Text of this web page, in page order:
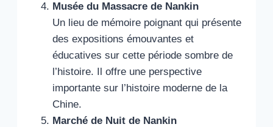
Musée du Massacre de Nankin
Un lieu de mémoire poignant qui présente
des expositions émouvantes et
éducatives sur cette période sombre de
l’histoire. Il offre une perspective
importante sur l’histoire moderne de la
Chine.
Marché de Nuit de Nankin